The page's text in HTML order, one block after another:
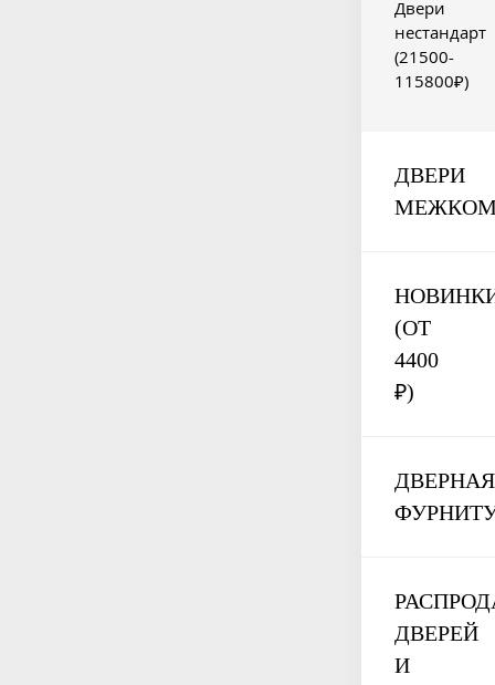
Двери
нестандарт
(21500-
115800₽)
ДВЕРИ
(ОТ
4400
₽)
ДВЕРНАЯ
ДВЕРЕЙ
И